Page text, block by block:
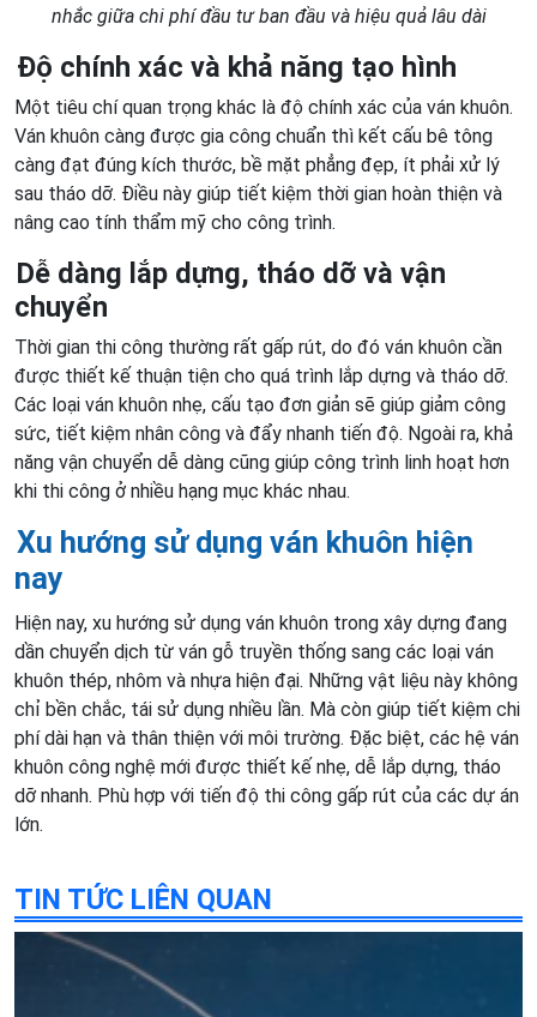
nhắc giữa chi phí đầu tư ban đầu và hiệu quả lâu dài
Độ chính xác và khả năng tạo hình
Một tiêu chí quan trọng khác là độ chính xác của ván khuôn.
Ván khuôn càng được gia công chuẩn thì kết cấu bê tông
càng đạt đúng kích thước, bề mặt phẳng đẹp, ít phải xử lý
sau tháo dỡ. Điều này giúp tiết kiệm thời gian hoàn thiện và
nâng cao tính thẩm mỹ cho công trình.
Dễ dàng lắp dựng, tháo dỡ và vận
chuyển
Thời gian thi công thường rất gấp rút, do đó ván khuôn cần
được thiết kế thuận tiện cho quá trình lắp dựng và tháo dỡ.
Các loại ván khuôn nhẹ, cấu tạo đơn giản sẽ giúp giảm công
sức, tiết kiệm nhân công và đẩy nhanh tiến độ. Ngoài ra, khả
năng vận chuyển dễ dàng cũng giúp công trình linh hoạt hơn
khi thi công ở nhiều hạng mục khác nhau.
Xu hướng sử dụng ván khuôn hiện
nay
Hiện nay, xu hướng sử dụng ván khuôn trong xây dựng đang
dần chuyển dịch từ ván gỗ truyền thống sang các loại ván
khuôn thép, nhôm và nhựa hiện đại. Những vật liệu này không
chỉ bền chắc, tái sử dụng nhiều lần. Mà còn giúp tiết kiệm chi
phí dài hạn và thân thiện với môi trường. Đặc biệt, các hệ ván
khuôn công nghệ mới được thiết kế nhẹ, dễ lắp dựng, tháo
dỡ nhanh. Phù hợp với tiến độ thi công gấp rút của các dự án
lớn.
TIN TỨC LIÊN QUAN